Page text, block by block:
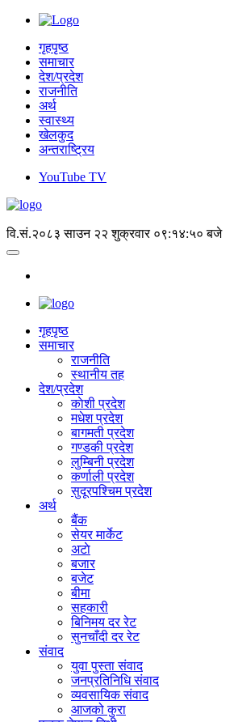
गृहपृष्ठ
समाचार
देश/प्रदेश
राजनीति
अर्थ
स्वास्थ्य
खेलकुद
अन्तराष्ट्रिय
YouTube TV
वि.सं.२०८३ साउन २२ शुक्रवार ०९:१४:५१ बजे
गृहपृष्‍ठ
समाचार
राजनीति
स्थानीय तह
देश/प्रदेश
काेशी प्रदेश
मधेश प्रदेश
बागमती प्रदेश
गण्डकी प्रदेश
लुम्बिनी प्रदेश
कर्णाली प्रदेश
सुदूरपश्चिम प्रदेश
अर्थ
बैंक
सेयर मार्केट
अटाे
बजार
बजेट
बीमा
सहकारी
बिनिमय दर रेट
सुनचाँदी दर रेट
संवाद
युवा पुस्ता संवाद
जनप्रतिनिधि संवाद
व्यवसायिक संवाद
आजको कुरा